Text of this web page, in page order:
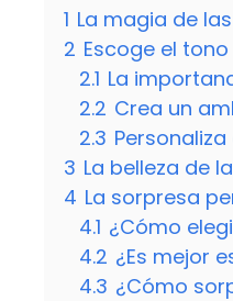
1 La magia de
2 Escoge el
2.1 La
2.2 Crea un
2.3
3 La belleza de
4 La sorpresa
4.1 ¿Cómo
4.2 ¿Es mejor
4.3 ¿Cómo